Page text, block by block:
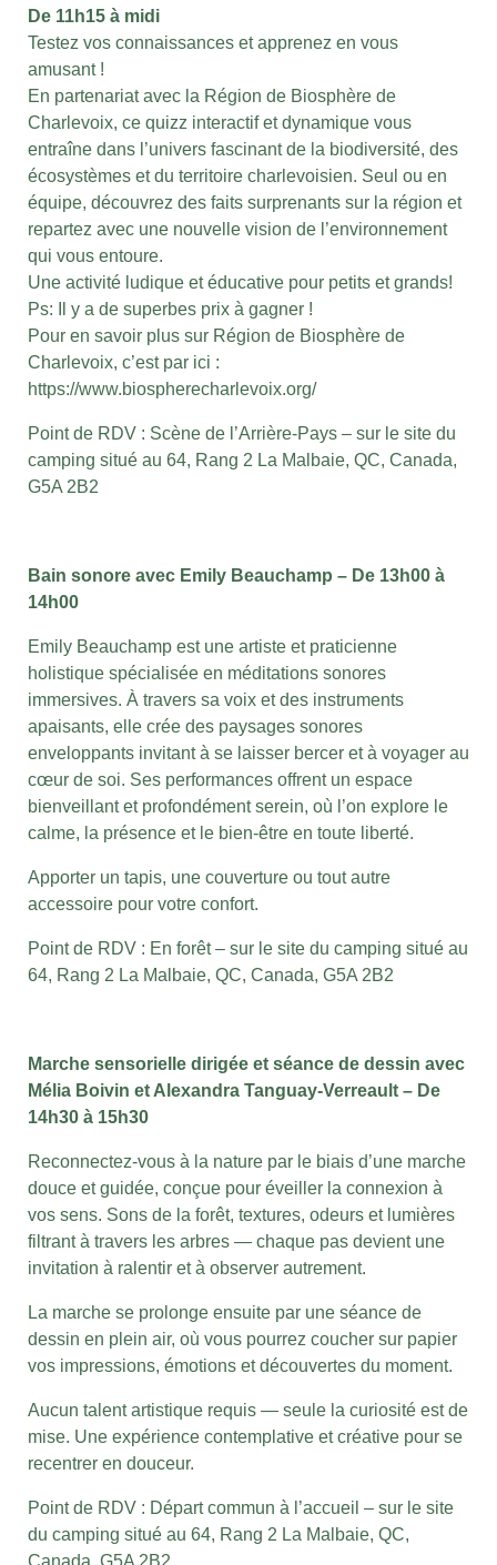
De 11h15 à midi
Testez vos connaissances et apprenez en vous
amusant !
En partenariat avec la Région de Biosphère de
Charlevoix, ce quizz interactif et dynamique vous
entraîne dans l’univers fascinant de la biodiversité, des
écosystèmes et du territoire charlevoisien. Seul ou en
équipe, découvrez des faits surprenants sur la région et
repartez avec une nouvelle vision de l’environnement
qui vous entoure.
Une activité ludique et éducative pour petits et grands!
Ps: Il y a de superbes prix à gagner !
Pour en savoir plus sur Région de Biosphère de
Charlevoix, c’est par ici :
https://www.biospherecharlevoix.org/
Point de RDV : Scène de l’Arrière-Pays – sur le site du
camping situé au 64, Rang 2 La Malbaie, QC, Canada,
G5A 2B2
Bain sonore avec Emily Beauchamp – De 13h00 à
14h00
Emily Beauchamp est une artiste et praticienne
holistique spécialisée en méditations sonores
immersives. À travers sa voix et des instruments
apaisants, elle crée des paysages sonores
enveloppants invitant à se laisser bercer et à voyager au
cœur de soi. Ses performances offrent un espace
bienveillant et profondément serein, où l’on explore le
calme, la présence et le bien-être en toute liberté.
Apporter un tapis, une couverture ou tout autre
accessoire pour votre confort.
Point de RDV : En forêt – sur le site du camping situé au
64, Rang 2 La Malbaie, QC, Canada, G5A 2B2
Marche sensorielle dirigée et séance de dessin avec
Mélia Boivin et Alexandra Tanguay-Verreault – De
14h30 à 15h30
Reconnectez-vous à la nature par le biais d’une marche
douce et guidée, conçue pour éveiller la connexion à
vos sens. Sons de la forêt, textures, odeurs et lumières
filtrant à travers les arbres — chaque pas devient une
invitation à ralentir et à observer autrement.
La marche se prolonge ensuite par une séance de
dessin en plein air, où vous pourrez coucher sur papier
vos impressions, émotions et découvertes du moment.
Aucun talent artistique requis — seule la curiosité est de
mise. Une expérience contemplative et créative pour se
recentrer en douceur.
Point de RDV : Départ commun à l’accueil – sur le site
du camping situé au 64, Rang 2 La Malbaie, QC,
Canada, G5A 2B2